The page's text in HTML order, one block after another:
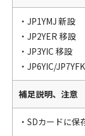
・JP1YMJ 新設
・JP2YER 移設
・JP3YIC 移設
・JP6YIC/
補足説明、注意
・SDカードに保